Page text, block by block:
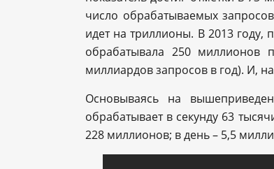
число обрабатываемых
идет на триллионы. В 2013 году,
обрабатывала 250 миллионов
миллиардов запросов в год). И,
Основываясь на
обрабатывает в секунду 63
228 миллионов; в день – 5,5